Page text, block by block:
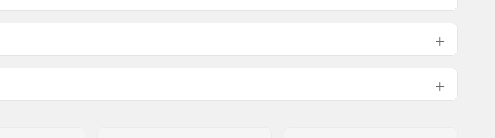
Kormányvég:
Tartalmazza
Súly:
92g